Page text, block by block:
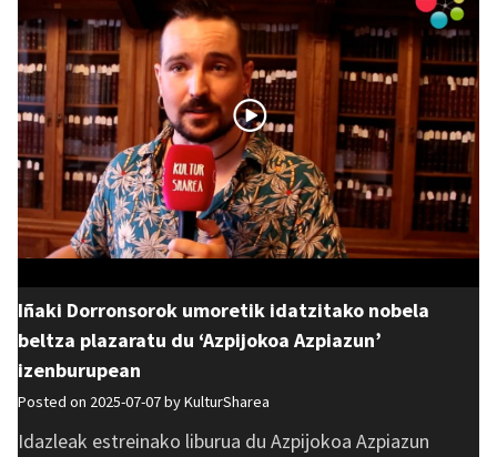
Iñaki Dorronsorok umoretik idatzitako nobela
beltza plazaratu du ‘Azpijokoa Azpiazun’
izenburupean
Posted on 2025-07-07 byKulturSharea
Idazleak estreinako liburua du Azpijokoa Azpiazun